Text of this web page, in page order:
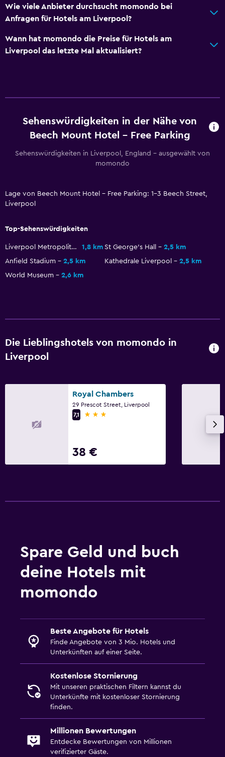
Kabel- oder Satellitenfernsehen
Services und Annehmlichkeiten
Weckdienst
Gratis Parken
Eigener Parkplatz
Außentisch
Holzboden oder Parkett
Familienfreundlich
Wie viele Anbieter durchsucht momondo bei
Anfragen für Hotels am Liverpool?
Wann hat momondo die Preise für Hotels am
Liverpool das letzte Mal aktualisiert?
Sehenswürdigkeiten in der Nähe von
Beech Mount Hotel - Free Parking
Sehenswürdigkeiten in Liverpool, England – ausgewählt von
momondo
Lage von Beech Mount Hotel - Free Parking: 1-3 Beech Street,
Liverpool
Top-Sehenswürdigkeiten
Liverpool Metropolitan Cathedral 1,8 km St George's Hall
2,5 km
Anfield Stadium
2,5 km Kathedrale Liverpool
2,5 km
World Museum
2,6 km
Die Lieblingshotels von momondo in
Liverpool
Royal Chambers
29 Prescot Street, Liverpool
7,1
3 Sterne
38 €
Spare Geld und buch
deine Hotels mit
momondo
Beste Angebote für Hotels
Finde Angebote von 3 Mio. Hotels und
Unterkünften auf einer Seite.
Kostenlose Stornierung
Mit unseren praktischen Filtern kannst du
Unterkünfte mit kostenloser Stornierung
finden.
Millionen Bewertungen
Entdecke Bewertungen von Millionen
verifizierter Gäste.